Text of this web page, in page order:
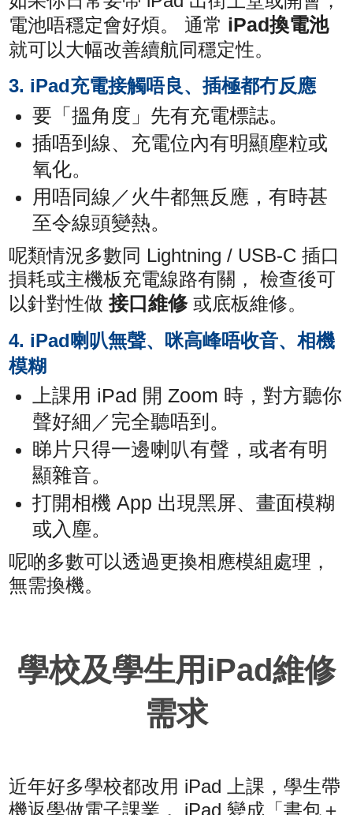
電池唔穩定會好煩。 通常 iPad換電池
就可以大幅改善續航同穩定性。
3. iPad充電接觸唔良、插極都冇反應
要「搵角度」先有充電標誌。
插唔到線、充電位內有明顯塵粒或
氧化。
用唔同線／火牛都無反應，有時甚
至令線頭變熱。
呢類情況多數同 Lightning / USB‑C 插口
損耗或主機板充電線路有關， 檢查後可
以針對性做接口維修或底板維修。
4. iPad喇叭無聲、咪高峰唔收音、相機
模糊
上課用 iPad 開 Zoom 時，對方聽你
聲好細／完全聽唔到。
睇片只得一邊喇叭有聲，或者有明
顯雜音。
打開相機 App 出現黑屏、畫面模糊
或入塵。
呢啲多數可以透過更換相應模組處理，
無需換機。
學校及學生用iPad維修
需求
近年好多學校都改用 iPad 上課，學生帶
機返學做電子課業， iPad 變成「書包＋